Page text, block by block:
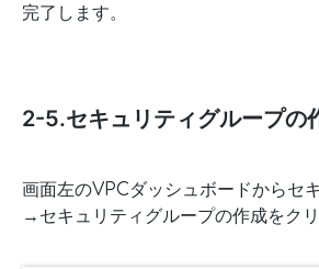
完了します。
2-5.セキュリティグループの
画面左のVPCダッシュボードからセ
→セキュリティグループの作成をク